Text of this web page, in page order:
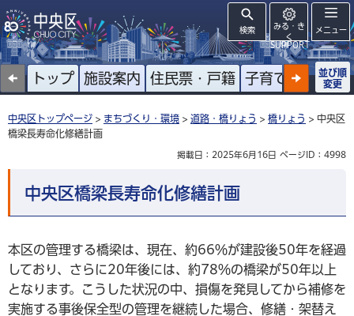
検索
みる・き
く
SUPPORT
メニュー
トップ 施設案内 住民票・戸籍 子育て 高齢者
並び順
変更
中央区トップページ > まちづくり・環境 > 道路・橋りょう > 橋りょう > 中央区
橋梁長寿命化修繕計画
掲載日：2025年6月16日 ページID：4998
中央区橋梁長寿命化修繕計画
本区の管理する橋梁は、現在、約66％が建設後50年を経過
しており、さらに20年後には、約78％の橋梁が50年以上
となります。こうした状況の中、損傷を発見してから補修を
実施する事後保全型の管理を継続した場合、修繕・架替え